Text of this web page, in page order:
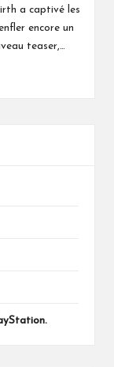
a captivé les
encore un
teaser,…